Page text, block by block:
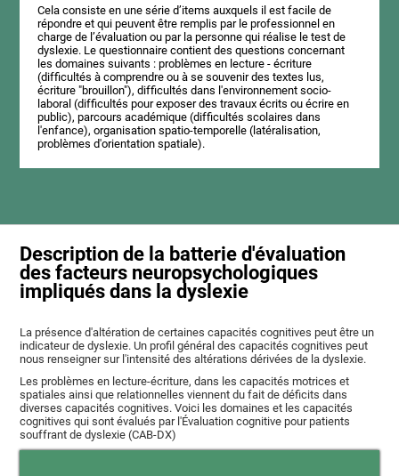
Cela consiste en une série d’items auxquels il est facile de
répondre et qui peuvent être remplis par le professionnel en
charge de l’évaluation ou par la personne qui réalise le test de
dyslexie. Le questionnaire contient des questions concernant
les domaines suivants : problèmes en lecture - écriture
(difficultés à comprendre ou à se souvenir des textes lus,
écriture "brouillon"), difficultés dans l'environnement socio-
laboral (difficultés pour exposer des travaux écrits ou écrire en
public), parcours académique (difficultés scolaires dans
l'enfance), organisation spatio-temporelle (latéralisation,
problèmes d'orientation spatiale).
Description de la batterie d'évaluation
des facteurs neuropsychologiques
impliqués dans la dyslexie
La présence d'altération de certaines capacités cognitives peut être un
indicateur de dyslexie. Un profil général des capacités cognitives peut
nous renseigner sur l'intensité des altérations dérivées de la dyslexie.
Les problèmes en lecture-écriture, dans les capacités motrices et
spatiales ainsi que relationnelles viennent du fait de déficits dans
diverses capacités cognitives. Voici les domaines et les capacités
cognitives qui sont évalués par l'Évaluation cognitive pour patients
souffrant de dyslexie (CAB-DX)